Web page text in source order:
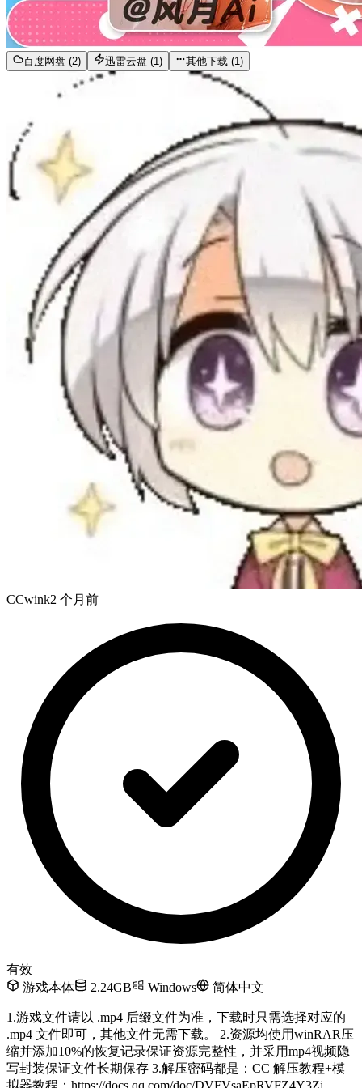
百度网盘 (2) 迅雷云盘 (1) 其他下载 (1)
CCwink2 个月前
有效
游戏本体
2.24GB Windows 简体中文
1.游戏文件请以 .mp4 后缀文件为准，下载时只需选择对应的
.mp4 文件即可，其他文件无需下载。 2.资源均使用winRAR压
缩并添加10%的恢复记录保证资源完整性，并采用mp4视频隐
写封装保证文件长期保存 3.解压密码都是：CC 解压教程+模
拟器教程：https://docs.qq.com/doc/DVFVsaEpRVFZ4Y3Zj